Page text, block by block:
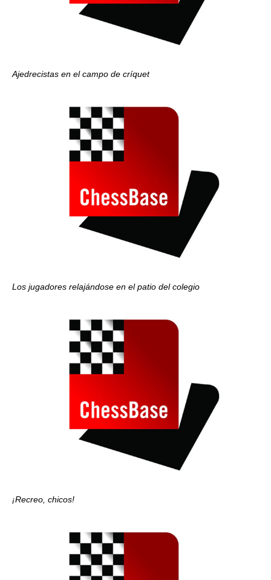
Ajedrecistas en el campo de críquet
Los jugadores relajándose en el patio del colegio
¡Recreo, chicos!